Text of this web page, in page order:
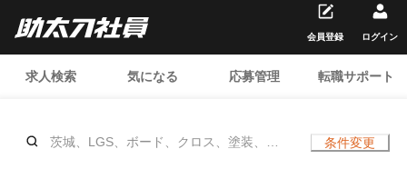
求人検索 気になる 応募管理 転職サポート
会員登録 ログイン
茨城、LGS、ボード、クロス、塗装、
条件変更